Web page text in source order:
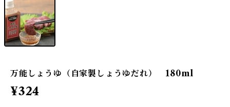
万能しょうゆ（自家製しょうゆだれ） 180ml
¥324